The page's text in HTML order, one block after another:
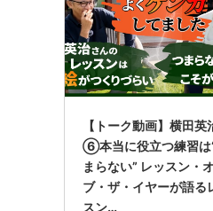
【トーク動画】横田英
⑥本当に役立つ練習は
まらない” レッスン・オ
ブ・ザ・イヤーが語る
スン…